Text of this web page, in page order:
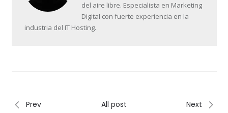
del aire libre. Especialista en Marketing
Digital con fuerte experiencia en la
industria del IT Hosting.
Prev All post Next